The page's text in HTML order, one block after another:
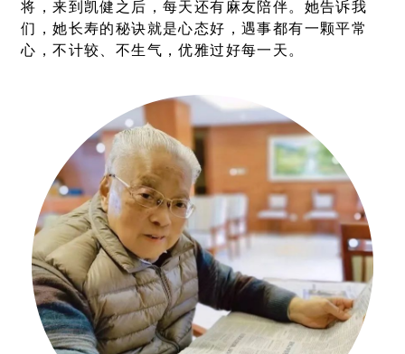
将，来到凯健之后，每天还有麻友陪伴。她告诉我
们，她长寿的秘诀就是心态好，遇事都有一颗平常
心，不计较、不生气，优雅过好每一天。